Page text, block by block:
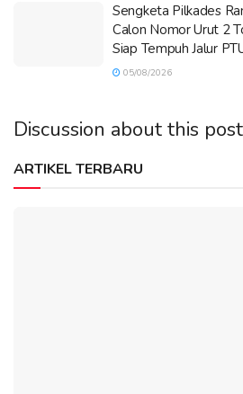
Sengketa Pilkades
Calon Nomor Urut 2
Siap Tempuh Jalur
05/08/2026
Discussion about this post
ARTIKEL TERBARU